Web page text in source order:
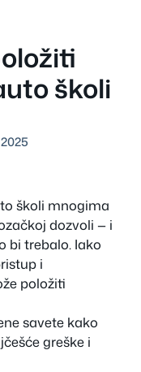
školi
školi mnogima
dozvoli — i
bi trebalo. Iako
i
položiti
savete kako
greške i